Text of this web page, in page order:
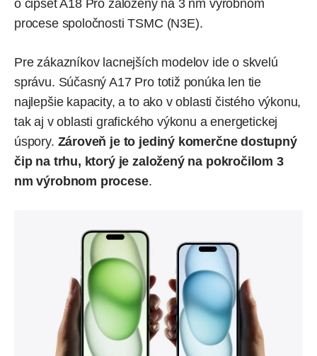
o čipset A18 Pro založený na 3 nm výrobnom
procese spoločnosti TSMC (N3E).
Pre zákazníkov lacnejších modelov ide o skvelú
správu. Súčasný A17 Pro totiž ponúka len tie
najlepšie kapacity, a to ako v oblasti čistého výkonu,
tak aj v oblasti grafického výkonu a energetickej
úspory. Zároveň je to jediný komerčne dostupný
čip na trhu, ktorý je založený na pokročilom 3
nm výrobnom procese.